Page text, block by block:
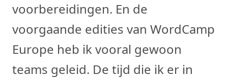
voorbereidingen. En de
voorgaande edities van WordCamp
Europe heb ik vooral gewoon
teams geleid. De tijd die ik er in